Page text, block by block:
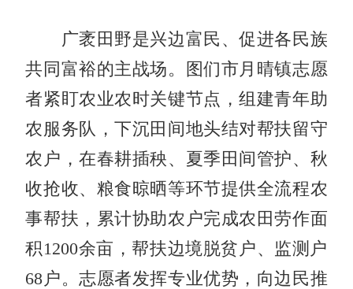
广袤田野是兴边富民、促进各民族
共同富裕的主战场。图们市月晴镇志愿
者紧盯农业农时关键节点，组建青年助
农服务队，下沉田间地头结对帮扶留守
农户，在春耕插秧、夏季田间管护、秋
收抢收、粮食晾晒等环节提供全流程农
事帮扶，累计协助农户完成农田劳作面
积1200余亩，帮扶边境脱贫户、监测户
68户。志愿者发挥专业优势，向边民推